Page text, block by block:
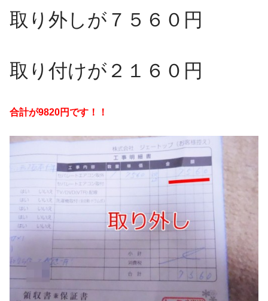
取り外しが７５６０円
取り付けが２１６０円
合計が9820円です！！